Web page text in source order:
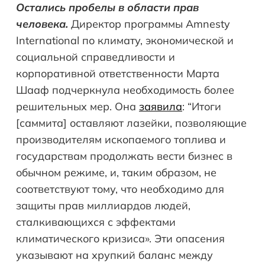
Остались пробелы в области прав
человека. Директор программы Amnesty
International по климату, экономической и
социальной справедливости и
корпоративной ответственности Марта
Шааф подчеркнула необходимость более
решительных мер. Она заявила: “Итоги
[саммита] оставляют лазейки, позволяющие
производителям ископаемого топлива и
государствам продолжать вести бизнес в
обычном режиме, и, таким образом, не
соответствуют тому, что необходимо для
защиты прав миллиардов людей,
сталкивающихся с эффектами
климатического кризиса». Эти опасения
указывают на хрупкий баланс между